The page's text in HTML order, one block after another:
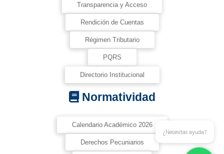
Transparencia y Acceso
Rendición de Cuentas
Régimen Tributario
PQRS
Directorio Institucional
Normatividad
Calendario Académico 2026
Derechos Pecuniarios
¿Necesitas ayuda?